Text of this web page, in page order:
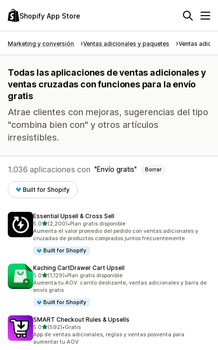
Shopify App Store
Marketing y conversión Ventas adicionales y paquetes Ventas
Todas las aplicaciones de ventas adicionales y
ventas cruzadas con funciones para la envío
gratis
Atrae clientes con mejoras, sugerencias del tipo
"combina bien con" y otros artículos
irresistibles.
1.036 aplicaciones con Envío gratis Borrar
Built for Shopify
Essential Upsell & Cross Sell
5.0de 5 estrellas
(2,200)
2200 reseñas en total
•Plan gratis disponible
Aumenta el valor promedio del pedido con ventas adicionales y
cruzadas de productos comprados juntos frecuentemente
Built for Shopify
Kaching CartDrawer Cart Upsell
5.0de 5 estrellas
(1,129)
1129 reseñas en total
•Plan gratis disponible
Aumenta tu AOV: carrito deslizante, ventas adicionales y barra de
envío gratis
Built for Shopify
SMART Checkout Rules & Upsells
5.0de 5 estrellas
(592)
592 reseñas en total
•Gratis
App de ventas adicionales, reglas y ventas posventa para
aumentar tu AOV